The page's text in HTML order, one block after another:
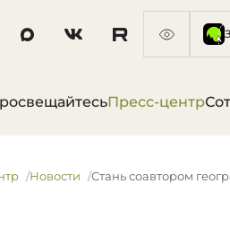
Пресс-центр
Новости ​Стань соавтором